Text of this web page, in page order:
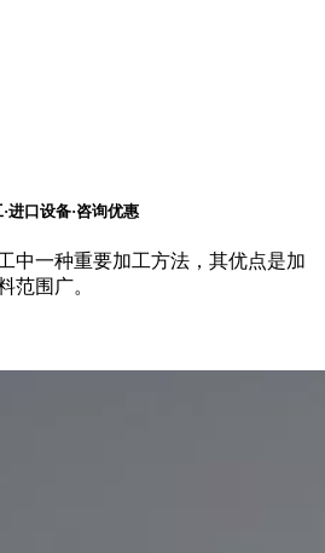
进口设备·咨询优惠
中一种重要加工方法，其优点是加
范围广。